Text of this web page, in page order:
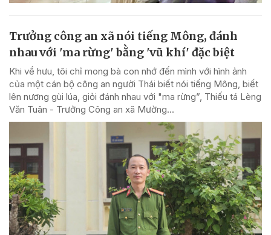
Trưởng công an xã nói tiếng Mông, đánh
nhau với 'ma rừng' bằng 'vũ khí' đặc biệt
Khi về hưu, tôi chỉ mong bà con nhớ đến mình với hình ảnh
của một cán bộ công an người Thái biết nói tiếng Mông, biết
lên nương gùi lúa, giỏi đánh nhau với "ma rừng”, Thiếu tá Lèng
Văn Tuân - Trưởng Công an xã Mường...